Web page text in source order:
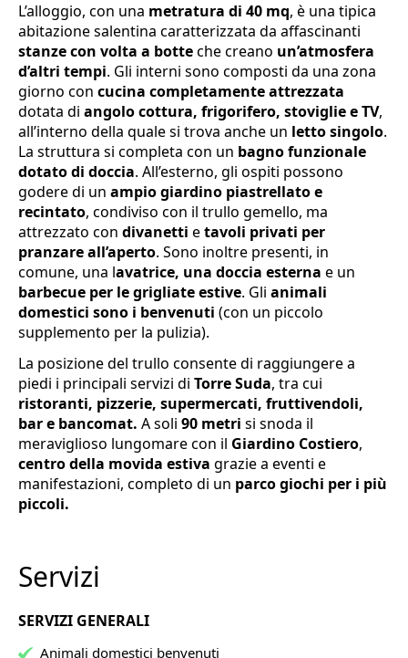
L’alloggio, con una metratura di 40 mq, è una tipica
abitazione salentina caratterizzata da affascinanti
stanze con volta a botteche creano un’atmosfera
d’altri tempi. Gli interni sono composti da una zona
giorno con cucina completamente attrezzata
dotata di angolo cottura, frigorifero, stoviglie e TV,
all’interno della quale si trova anche un letto singolo.
La struttura si completa con un bagno funzionale
dotato di doccia. All’esterno, gli ospiti possono
godere di un ampio giardino piastrellato e
recintato, condiviso con il trullo gemello, ma
attrezzato con divanetti etavoli privati per
pranzare all’aperto. Sono inoltre presenti, in
comune, una lavatrice, una doccia esterna e un
barbecue per le grigliate estive. Gli animali
domestici sono i benvenuti (con un piccolo
supplemento per la pulizia).
La posizione del trullo consente di raggiungere a
piedi i principali servizi di Torre Suda, tra cui
ristoranti, pizzerie, supermercati, fruttivendoli,
bar e bancomat. A soli 90 metri si snoda il
meraviglioso lungomare con il Giardino Costiero,
centro della movida estiva grazie a eventi e
manifestazioni, completo di un parco giochi per i più
piccoli.
Servizi
SERVIZI GENERALI
Animali domestici benvenuti